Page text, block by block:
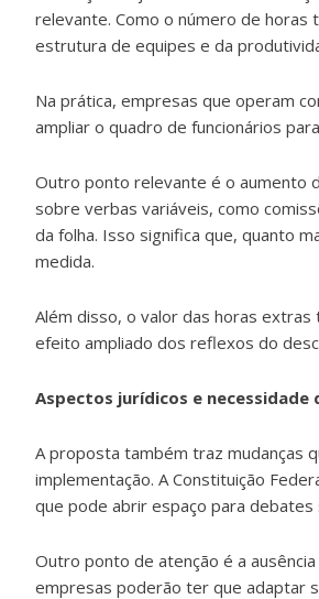
relevante. Como o número de horas
estrutura de equipes e da
Na prática, empresas que operam
ampliar o quadro de funcionários
Outro ponto relevante é o aumento
sobre verbas variáveis, como
da folha. Isso significa que, quanto
medida.
Além disso, o valor das horas
efeito ampliado dos reflexos do
Aspectos jurídicos e necessidade
A proposta também traz mudanças
implementação. A Constituição
que pode abrir espaço para
Outro ponto de atenção é a
empresas poderão ter que adaptar